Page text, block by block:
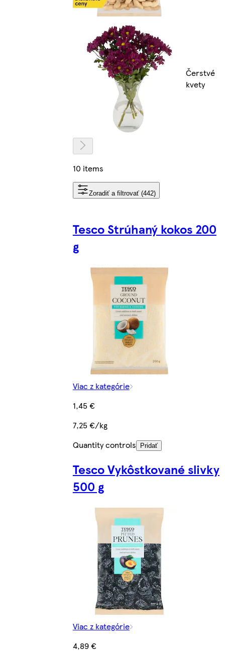
Čerstvé
kvety
10 items
Zoradiť a filtrovať (442)
Tesco Strúhaný kokos 200
g
Viac z kategórie
1,45 €
7,25 €/kg
Quantity controls
Pridať
Tesco Vykôstkované slivky
500 g
Viac z kategórie
4,89 €